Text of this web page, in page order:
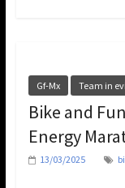
Gf-Mx Team in
Bike and
Energy
13/03/2025